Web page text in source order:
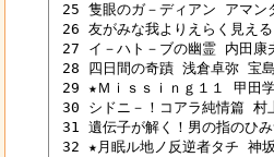
25 隻眼のガ－ディアン アマ
26 友がみな我よりえらく見
27 イ－ハト－ブの幽霊 内田
28 四日間の奇蹟 浅倉卓弥
29 ★Ｍｉｓｓｉｎｇ１１ 甲
30 シドニ－！コアラ純情篇
31 遺伝子が解く！男の指の
32 ★月眠ル地ノ反逆者タチ